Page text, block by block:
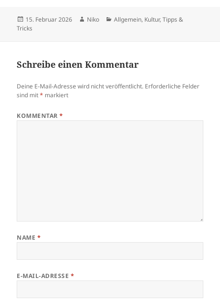
c
e
o
o
k
es
d
di
itt
er
le
n
Veröffentlicht
am
15. Februar 2026 Autor
Niko Kategorien
Allgemein, Kultur,Tipps &
Tricks
Schreibe einen Kommentar
Deine E-Mail-Adresse wird nicht veröffentlicht. Erforderliche Felder
sind mit* markiert
KOMMENTAR*
NAME *
E-MAIL-ADRESSE *